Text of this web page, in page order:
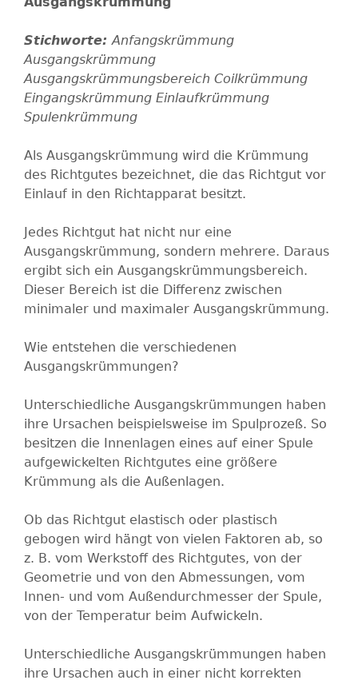
Anfangskrümmung
Ausgangskrümmung
Ausgangskrümmungsbereich Coilkrümmung
Eingangskrümmung Einlaufkrümmung
Spulenkrümmung
Als Ausgangskrümmung wird die Krümmung
des Richtgutes bezeichnet, die das Richtgut vor
Einlauf in den Richtapparat besitzt.
Jedes Richtgut hat nicht nur eine
Ausgangskrümmung, sondern mehrere. Daraus
ergibt sich ein Ausgangskrümmungsbereich.
Dieser Bereich ist die Differenz zwischen
minimaler und maximaler Ausgangskrümmung.
Wie entstehen die verschiedenen
Ausgangskrümmungen?
Unterschiedliche Ausgangskrümmungen haben
ihre Ursachen beispielsweise im Spulprozeß. So
besitzen die Innenlagen eines auf einer Spule
aufgewickelten Richtgutes eine größere
Krümmung als die Außenlagen.
Ob das Richtgut elastisch oder plastisch
gebogen wird hängt von vielen Faktoren ab, so
z. B. vom Werkstoff des Richtgutes, von der
Geometrie und von den Abmessungen, vom
Innen- und vom Außendurchmesser der Spule,
von der Temperatur beim Aufwickeln.
Unterschiedliche Ausgangskrümmungen haben
ihre Ursachen auch in einer nicht korrekten